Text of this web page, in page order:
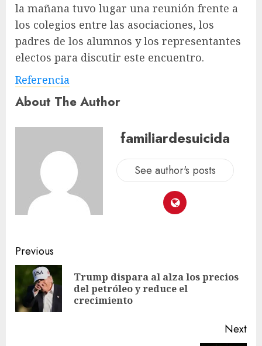
la mañana tuvo lugar una reunión frente a
los colegios entre las asociaciones, los
padres de los alumnos y los representantes
electos para discutir este encuentro.
Referencia
About The Author
familiardesuicida
See author's posts
Previous
Trump dispara al alza los precios
del petróleo y reduce el
crecimiento
Next